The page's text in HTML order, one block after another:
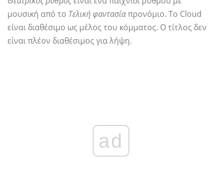
μουσική από το Τελική φαντασίαπρονόμιο. Το Cloud
είναι διαθέσιμο ως μέλος του κόμματος. Ο τίτλος δεν
είναι πλέον διαθέσιμος για λήψη.
ad